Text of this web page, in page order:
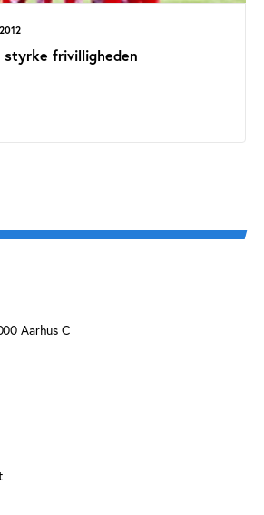
frivilligheden
Aarhus C